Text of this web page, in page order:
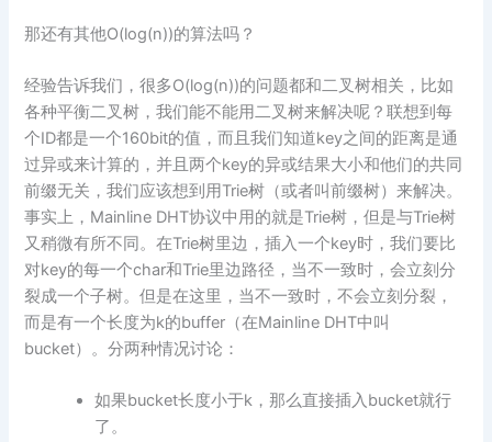
那还有其他O(log(n))的算法吗？
经验告诉我们，很多O(log(n))的问题都和二叉树相关，比如
各种平衡二叉树，我们能不能用二叉树来解决呢？联想到每
个ID都是一个160bit的值，而且我们知道key之间的距离是通
过异或来计算的，并且两个key的异或结果大小和他们的共同
前缀无关，我们应该想到用Trie树（或者叫前缀树）来解决。
事实上，Mainline DHT协议中用的就是Trie树，但是与Trie树
又稍微有所不同。在Trie树里边，插入一个key时，我们要比
对key的每一个char和Trie里边路径，当不一致时，会立刻分
裂成一个子树。但是在这里，当不一致时，不会立刻分裂，
而是有一个长度为k的buffer（在Mainline DHT中叫
bucket）。分两种情况讨论：
如果bucket长度小于k，那么直接插入bucket就行
了。